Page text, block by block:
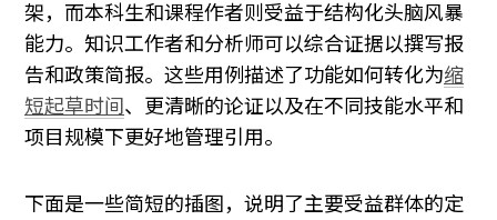
架，而本科生和课程作者则受益于结构化头脑风暴
能力。知识工作者和分析师可以综合证据以撰写报
告和政策简报。这些用例描述了功能如何转化为缩
短起草时间、更清晰的论证以及在不同技能水平和
项目规模下更好地管理引用。
下面是一些简短的插图，说明了主要受益群体的定